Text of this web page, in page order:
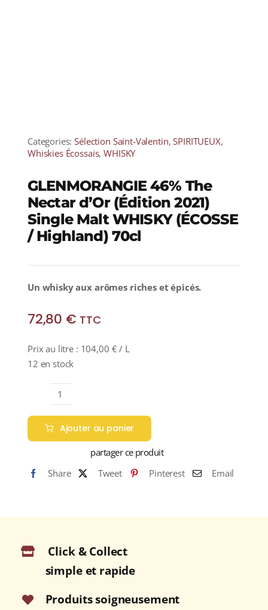
Categories:Sélection Saint-Valentin,SPIRITUEUX,
Whiskies Écossais,WHISKY
GLENMORANGIE 46% The
Nectar d’Or (Édition 2021)
Single Malt WHISKY (ÉCOSSE
/ Highland) 70cl
Un whisky aux arômes riches et épicés.
72,80 € TTC
Prix au litre : 104,00 € / L
12 en stock
quantité
de
GLENMORANGIE
46%
Nectar
2021)
Malt
WHISKY
(ÉCOSSE
/
Ajouter au panier
partager ce produit
Share
Tweet Pinterest Email
Click & Collect
simple et rapide
Produits soigneusement